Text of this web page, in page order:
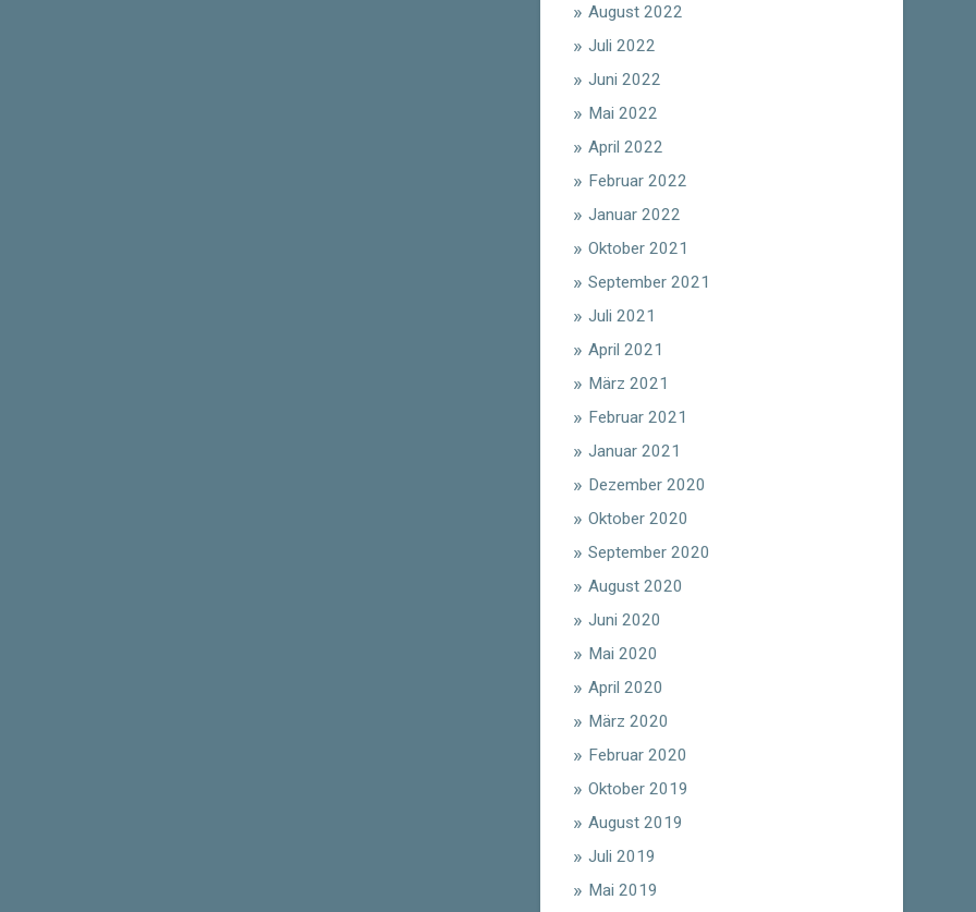
August 2022
Juli 2022
Juni 2022
Mai 2022
April 2022
Februar 2022
Januar 2022
Oktober 2021
September 2021
Juli 2021
April 2021
März 2021
Februar 2021
Januar 2021
Dezember 2020
Oktober 2020
September 2020
August 2020
Juni 2020
Mai 2020
April 2020
März 2020
Februar 2020
Oktober 2019
August 2019
Juli 2019
Mai 2019